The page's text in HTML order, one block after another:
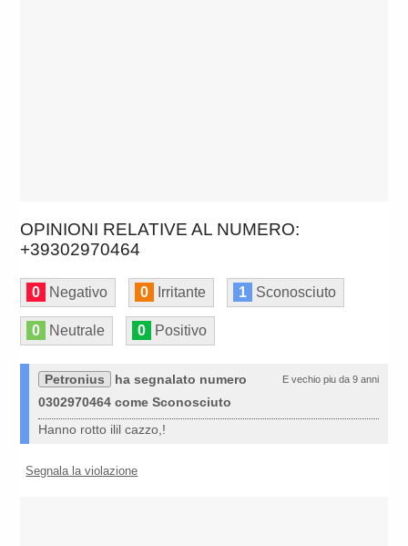
OPINIONI RELATIVE AL NUMERO:
+39302970464
0 Negativo 0 Irritante 1 Sconosciuto
0 Neutrale 0 Positivo
E vechio piu da 9 anni
Petronius
ha segnalato numero
0302970464 come Sconosciuto
Hanno rotto ilil cazzo,!
Segnala la violazione